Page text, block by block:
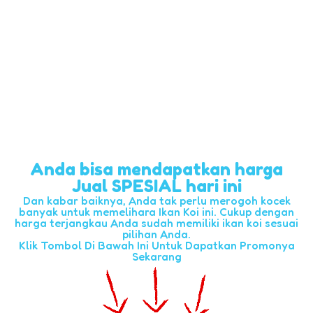
Anda bisa mendapatkan harga
Jual SPESIAL hari ini
Dan kabar baiknya, Anda tak perlu merogoh kocek
banyak untuk memelihara Ikan Koi ini. Cukup dengan
harga terjangkau Anda sudah memiliki ikan koi sesuai
pilihan Anda.
Klik Tombol Di Bawah Ini Untuk Dapatkan Promonya
Sekarang